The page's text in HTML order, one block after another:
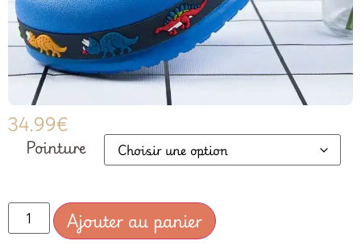
34.99€
Pointure
Ajouter au panier